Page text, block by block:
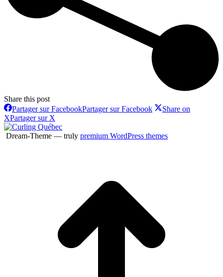
Share this post
Partager sur FacebookPartager sur Facebook
Share on
XPartager sur X
Dream-Theme — truly premium WordPress themes